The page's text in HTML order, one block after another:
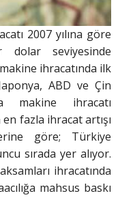
2007 yılına göre
seviyesinde
ihracatında ilk
ABD ve Çin
makine ihracatı
fazla ihracat artışı
göre; Türkiye
sırada yer alıyor.
ihracatında
mahsus baskı